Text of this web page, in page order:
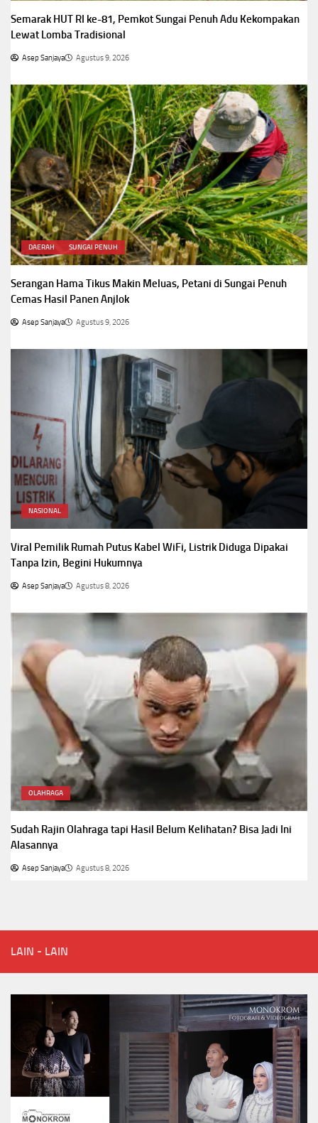
Semarak HUT RI ke-81, Pemkot Sungai Penuh Adu Kekompakan
Lewat Lomba Tradisional
Asep Sanjaya Agustus 9, 2026
DAERAH SUNGAI PENUH
Serangan Hama Tikus Makin Meluas, Petani di Sungai Penuh
Cemas Hasil Panen Anjlok
Asep Sanjaya Agustus 9, 2026
NASIONAL
Viral Pemilik Rumah Putus Kabel WiFi, Listrik Diduga Dipakai
Tanpa Izin, Begini Hukumnya
Asep Sanjaya Agustus 8, 2026
OLAHRAGA
Sudah Rajin Olahraga tapi Hasil Belum Kelihatan? Bisa Jadi Ini
Alasannya
Asep Sanjaya Agustus 8, 2026
LAIN - LAIN